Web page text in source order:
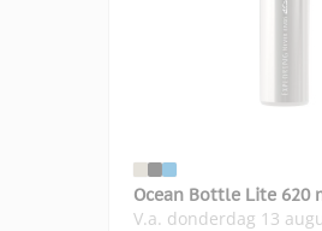
Ocean Bottle Lite 620
V.a. donderdag 13